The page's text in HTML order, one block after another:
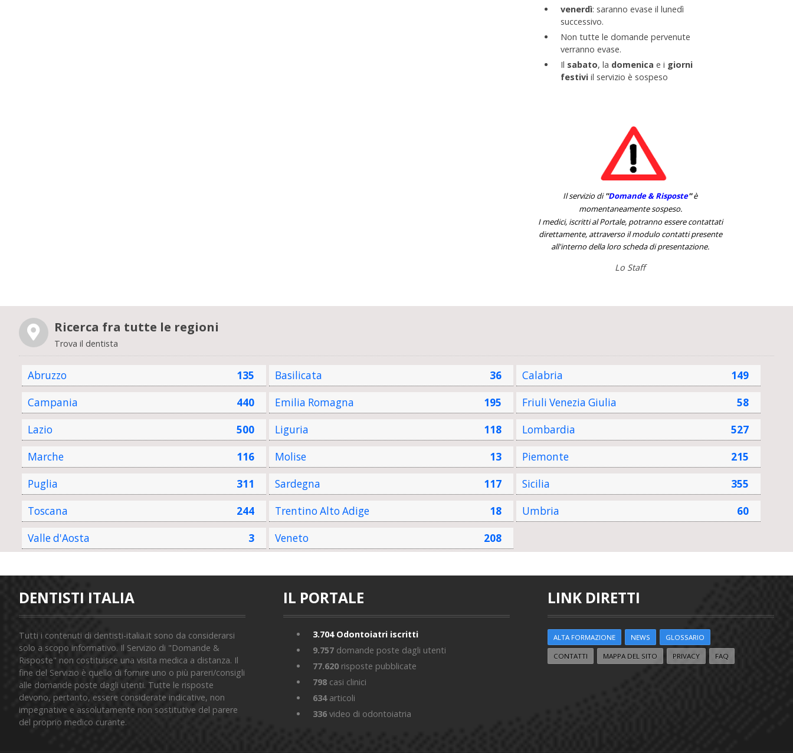
venerdì: saranno evase il lunedì
successivo.
Non tutte le domande pervenute
verranno evase.
Il sabato, la domenica e i giorni
festiviil servizio è sospeso
Il servizio di''Domande & Risposte''è
momentaneamente sospeso.
I medici, iscritti al Portale, potranno essere contattati
direttamente, attraverso il modulo contatti presente
all'interno della loro scheda di presentazione.
Lo Staff
Ricerca fra tutte le regioni
Trova il dentista
Abruzzo 135 Basilicata 36 Calabria
149
Campania
440 Emilia Romagna 195 Friuli Venezia Giulia
58
Lazio
500 Liguria 118 Lombardia
527
Marche
116 Molise 13 Piemonte
215
Puglia
311 Sardegna 117 Sicilia
355
Toscana
244 Trentino Alto Adige 18 Umbria
60
Valle d'Aosta
3 Veneto 208
DENTISTI ITALIA
Tutti i contenuti di dentisti-italia.it sono da considerarsi
solo a scopo informativo. Il Servizio di "Domande &
Risposte" non costituisce una visita medica a distanza. Il
fine del Servizio è quello di fornire uno o più pareri/consigli
alle domande poste dagli utenti. Tutte le risposte
devono, pertanto, essere considerate indicative, non
impegnative e assolutamente non sostitutive del parere
del proprio medico curante.
IL PORTALE
3.704Odontoiatri iscritti
9.757 domande poste dagli utenti
77.620 risposte pubblicate
798 casi clinici
634articoli
336 video di odontoiatria
LINK DIRETTI
ALTA FORMAZIONE NEWS GLOSSARIO
CONTATTI MAPPA DEL SITO PRIVACY FAQ